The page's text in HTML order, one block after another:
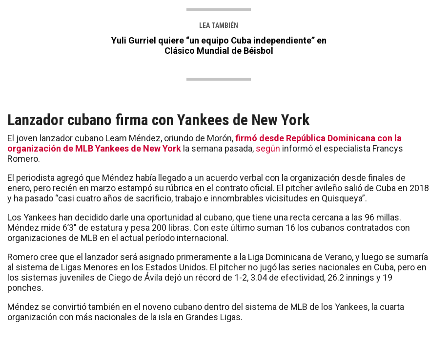
LEA TAMBIÉN
Yuli Gurriel quiere “un equipo Cuba independiente” en
Clásico Mundial de Béisbol
Lanzador cubano firma con Yankees de New York
El joven lanzador cubano Leam Méndez, oriundo de Morón,firmó desde República Dominicana con la
organización de MLB Yankees de New York la semana pasada, según informó el especialista Francys
Romero.
El periodista agregó que Méndez había llegado a un acuerdo verbal con la organización desde finales de
enero, pero recién en marzo estampó su rúbrica en el contrato oficial. El pitcher avileño salió de Cuba en 2018
y ha pasado “casi cuatro años de sacrificio, trabajo e innombrables vicisitudes en Quisqueya”.
Los Yankees han decidido darle una oportunidad al cubano, que tiene una recta cercana a las 96 millas.
Méndez mide 6’3″ de estatura y pesa 200 libras. Con este último suman 16 los cubanos contratados con
organizaciones de MLB en el actual período internacional.
Romero cree que el lanzador será asignado primeramente a la Liga Dominicana de Verano, y luego se sumaría
al sistema de Ligas Menores en los Estados Unidos. El pitcher no jugó las series nacionales en Cuba, pero en
los sistemas juveniles de Ciego de Ávila dejó un récord de 1-2, 3.04 de efectividad, 26.2 innings y 19
ponches.
Méndez se convirtió también en el noveno cubano dentro del sistema de MLB de los Yankees, la cuarta
organización con más nacionales de la isla en Grandes Ligas.